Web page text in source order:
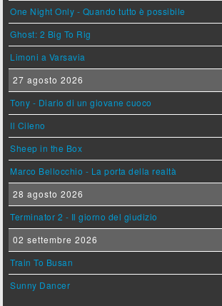
One Night Only - Quando tutto è possibile
Ghost: 2 Big To Rig
Limoni a Varsavia
27 agosto 2026
Tony - Diario di un giovane cuoco
Il Cileno
Sheep in the Box
Marco Bellocchio - La porta della realtà
28 agosto 2026
Terminator 2 - Il giorno del giudizio
02 settembre 2026
Train To Busan
Sunny Dancer